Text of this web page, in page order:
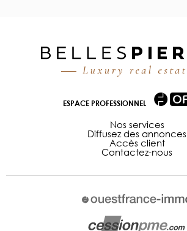
ESPACE PROFESSIONNEL
Nos services
Diffusez des annonces
Accès client
Contactez-nous